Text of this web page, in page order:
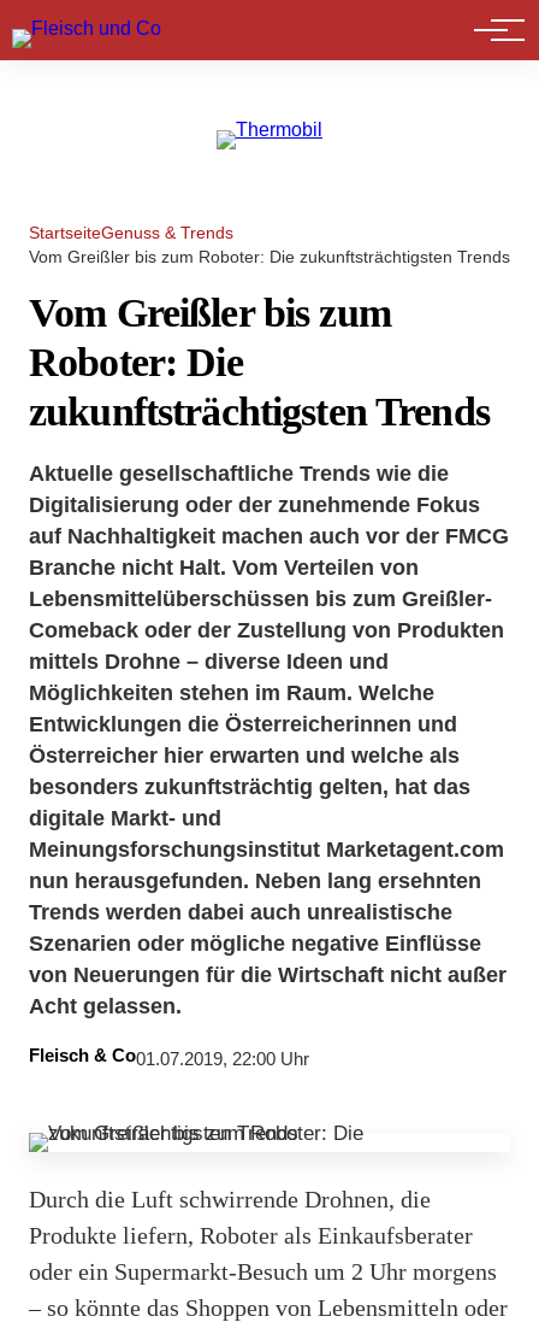
Marktführer
StartseiteGenuss & Trends
Vom Greißler bis zum Roboter: Die zukunftsträchtigsten Trends
Vom Greißler bis zum
Roboter: Die
zukunftsträchtigsten Trends
Aktuelle gesellschaftliche Trends wie die
Digitalisierung oder der zunehmende Fokus
auf Nachhaltigkeit machen auch vor der FMCG
Branche nicht Halt. Vom Verteilen von
Lebensmittelüberschüssen bis zum Greißler-
Comeback oder der Zustellung von Produkten
mittels Drohne – diverse Ideen und
Möglichkeiten stehen im Raum. Welche
Entwicklungen die Österreicherinnen und
Österreicher hier erwarten und welche als
besonders zukunftsträchtig gelten, hat das
digitale Markt- und
Meinungsforschungsinstitut Marketagent.com
nun herausgefunden. Neben lang ersehnten
Trends werden dabei auch unrealistische
Szenarien oder mögliche negative Einflüsse
von Neuerungen für die Wirtschaft nicht außer
Acht gelassen.
Fleisch & Co01.07.2019, 22:00 Uhr
Durch die Luft schwirrende Drohnen, die
Produkte liefern, Roboter als Einkaufsberater
oder ein Supermarkt-Besuch um 2 Uhr morgens
– so könnte das Shoppen von Lebensmitteln oder